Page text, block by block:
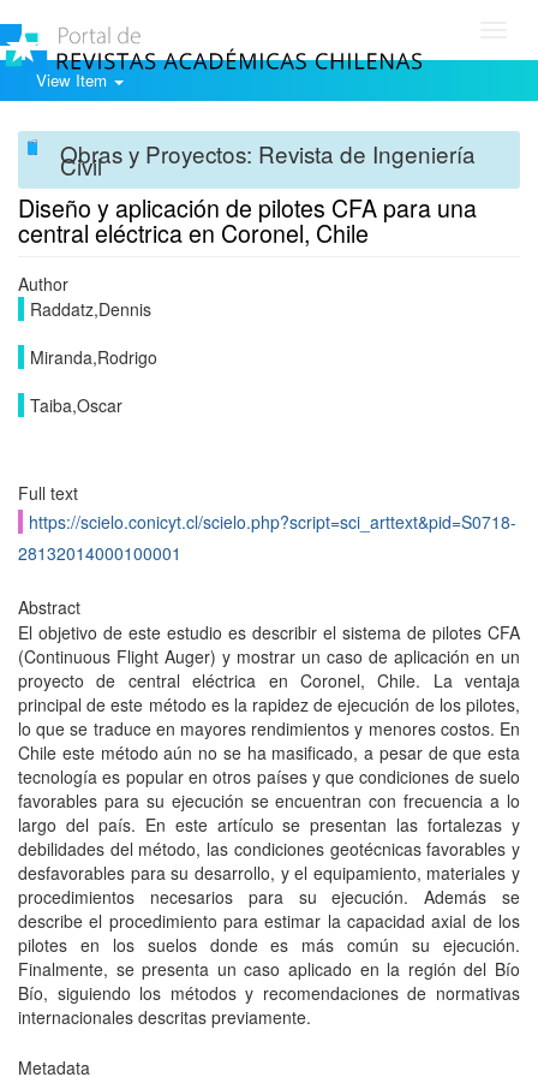
View Item
Obras y Proyectos: Revista de Ingeniería
Civil
Diseño y aplicación de pilotes CFA para una
central eléctrica en Coronel, Chile
Author
Raddatz,Dennis
Miranda,Rodrigo
Taiba,Oscar
Full text
https://scielo.conicyt.cl/scielo.php?script=sci_arttext&pid=S0718-
28132014000100001
Abstract
El objetivo de este estudio es describir el sistema de pilotes CFA
(Continuous Flight Auger) y mostrar un caso de aplicación en un
proyecto de central eléctrica en Coronel, Chile. La ventaja
principal de este método es la rapidez de ejecución de los pilotes,
lo que se traduce en mayores rendimientos y menores costos. En
Chile este método aún no se ha masificado, a pesar de que esta
tecnología es popular en otros países y que condiciones de suelo
favorables para su ejecución se encuentran con frecuencia a lo
largo del país. En este artículo se presentan las fortalezas y
debilidades del método, las condiciones geotécnicas favorables y
desfavorables para su desarrollo, y el equipamiento, materiales y
procedimientos necesarios para su ejecución. Además se
describe el procedimiento para estimar la capacidad axial de los
pilotes en los suelos donde es más común su ejecución.
Finalmente, se presenta un caso aplicado en la región del Bío
Bío, siguiendo los métodos y recomendaciones de normativas
internacionales descritas previamente.
Metadata